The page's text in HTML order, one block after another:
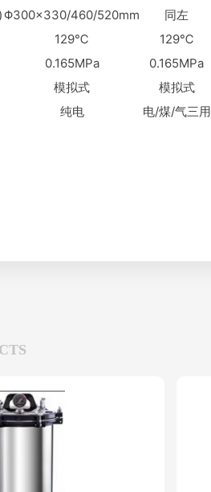
Φ300×330/460/520mm 同左
129℃ 129℃
0.165MPa 0.165MPa
模拟式 模拟式
纯电 电/煤/气三用